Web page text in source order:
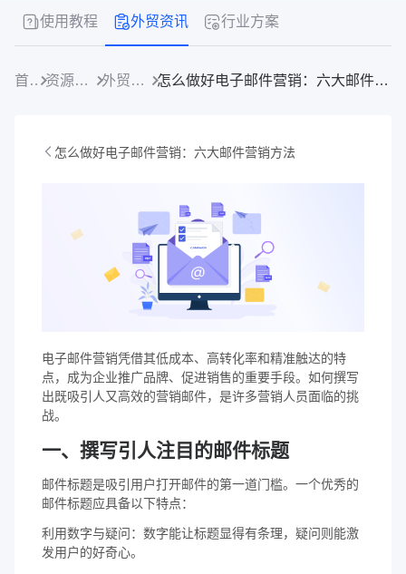
使用教程 外贸资讯 行业方案
首页 资源中心 外贸资讯 怎么做好电子邮件营销：六大邮件营销方法
怎么做好电子邮件营销：六大邮件营销方法
电子邮件营销凭借其低成本、高转化率和精准触达的特
点，成为企业推广品牌、促进销售的重要手段。如何撰写
出既吸引人又高效的营销邮件，是许多营销人员面临的挑
战。
一、撰写引人注目的邮件标题
邮件标题是吸引用户打开邮件的第一道门槛。一个优秀的
邮件标题应具备以下特点：
利用数字与疑问：数字能让标题显得有条理，疑问则能激
发用户的好奇心。